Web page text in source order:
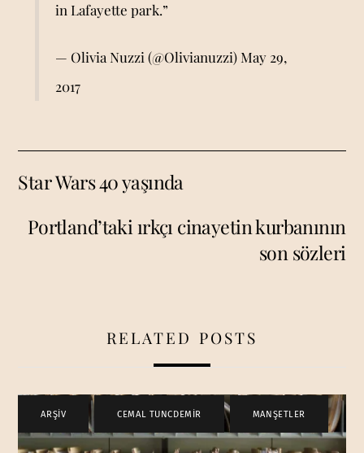
in Lafayette park.”
— Olivia Nuzzi (@Olivianuzzi) May 29,
2017
Star Wars 40 yaşında
Portland’taki ırkçı cinayetin kurbanının
son sözleri
RELATED POSTS
ARŞİV CEMAL TUNCDEMİR , MANŞETLER